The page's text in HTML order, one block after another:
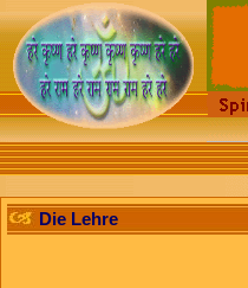
Die Lehre